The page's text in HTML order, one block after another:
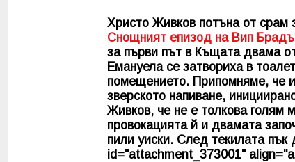
Христо Живков потъна от срам
Снощният епизод на Вип
за първи път в Къщата двама
Емануела се затвориха в
помещението. Припомняме, че
зверското напиване,
Живков, че не е толкова голям
провокацията й и двамата
пили уиски. След текилата
id="attachment_373001"